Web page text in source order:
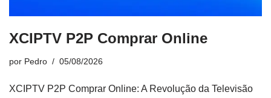
XCIPTV P2P Comprar Online
por Pedro 05/08/2026
XCIPTV P2P Comprar Online: A Revolução da Televisão